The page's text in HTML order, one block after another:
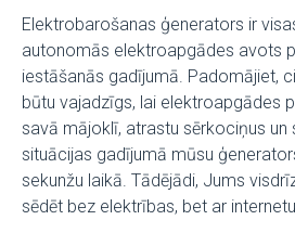
Elektrobarošanas ģenerators ir
autonomās elektroapgādes avots
iestāšanās gadījumā. Padomājiet,
būtu vajadzīgs, lai elektroapgādes
savā mājoklī, atrastu sērkociņus un
situācijas gadījumā mūsu
sekunžu laikā. Tādējādi, Jums
sēdēt bez elektrības, bet ar